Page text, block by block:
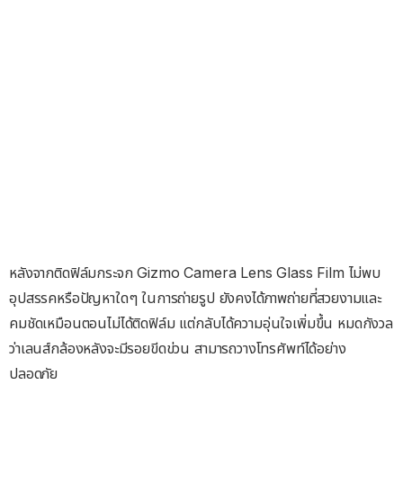
หลังจากติดฟิล์มกระจก Gizmo Camera Lens Glass Film ไม่พบ
อุปสรรคหรือปัญหาใดๆ ในการถ่ายรูป ยังคงได้ภาพถ่ายที่สวยงามและ
คมชัดเหมือนตอนไม่ได้ติดฟิล์ม แต่กลับได้ความอุ่นใจเพิ่มขึ้น หมดกังวล
ว่าเลนส์กล้องหลังจะมีรอยขีดข่วน สามารถวางโทรศัพท์ได้อย่าง
ปลอดภัย